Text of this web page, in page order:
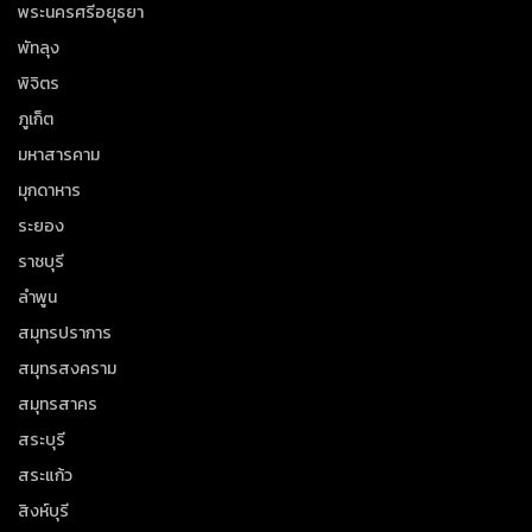
พระนครศรีอยุธยา
พัทลุง
พิจิตร
ภูเก็ต
มหาสารคาม
มุกดาหาร
ระยอง
ราชบุรี
ลำพูน
สมุทรปราการ
สมุทรสงคราม
สมุทรสาคร
สระบุรี
สระแก้ว
สิงห์บุรี